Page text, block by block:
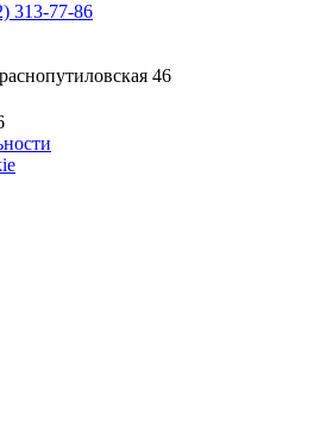
313-77-86
46